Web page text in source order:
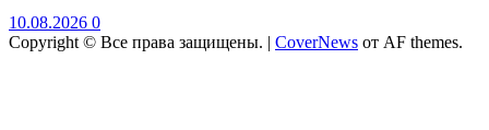
10.08.2026 0
Copyright © Все права защищены. | CoverNews от AF themes.